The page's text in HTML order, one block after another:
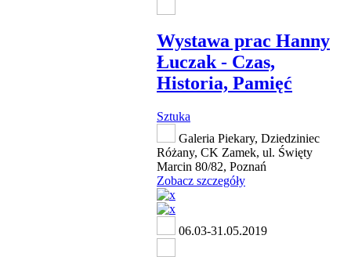
Wystawa prac Hanny
Łuczak - Czas,
Historia, Pamięć
Sztuka
Galeria Piekary, Dziedziniec
Różany, CK Zamek, ul. Święty
Marcin 80/82, Poznań
Zobacz szczegóły
06.03-31.05.2019